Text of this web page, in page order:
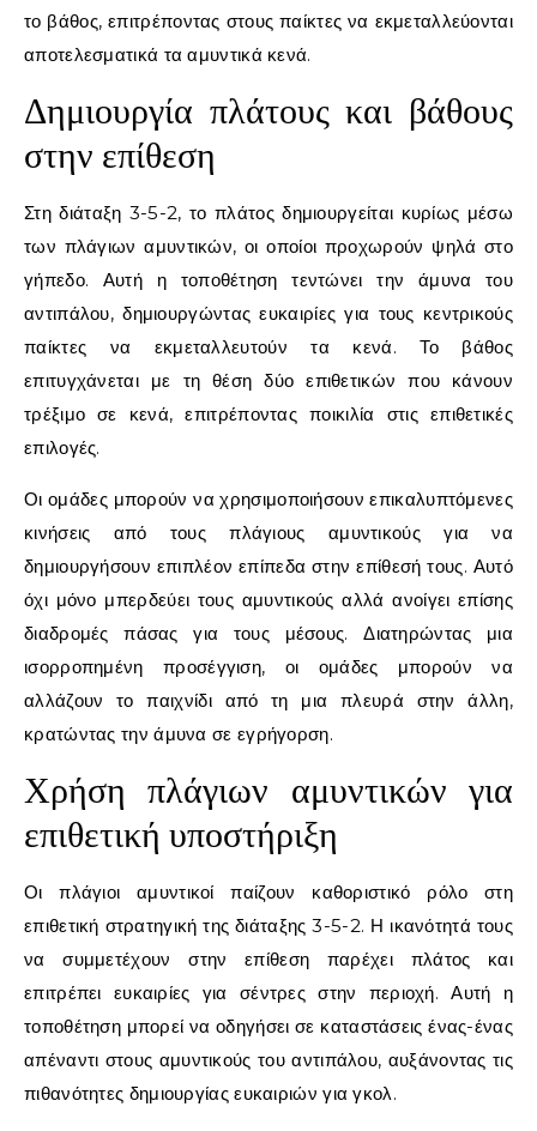
το βάθος, επιτρέποντας στους παίκτες να εκμεταλλεύονται
αποτελεσματικά τα αμυντικά κενά.
Δημιουργία πλάτους και βάθους
στην επίθεση
Στη διάταξη 3-5-2, το πλάτος δημιουργείται κυρίως μέσω
των πλάγιων αμυντικών, οι οποίοι προχωρούν ψηλά στο
γήπεδο. Αυτή η τοποθέτηση τεντώνει την άμυνα του
αντιπάλου, δημιουργώντας ευκαιρίες για τους κεντρικούς
παίκτες να εκμεταλλευτούν τα κενά. Το βάθος
επιτυγχάνεται με τη θέση δύο επιθετικών που κάνουν
τρέξιμο σε κενά, επιτρέποντας ποικιλία στις επιθετικές
επιλογές.
Οι ομάδες μπορούν να χρησιμοποιήσουν επικαλυπτόμενες
κινήσεις από τους πλάγιους αμυντικούς για να
δημιουργήσουν επιπλέον επίπεδα στην επίθεσή τους. Αυτό
όχι μόνο μπερδεύει τους αμυντικούς αλλά ανοίγει επίσης
διαδρομές πάσας για τους μέσους. Διατηρώντας μια
ισορροπημένη προσέγγιση, οι ομάδες μπορούν να
αλλάζουν το παιχνίδι από τη μια πλευρά στην άλλη,
κρατώντας την άμυνα σε εγρήγορση.
Χρήση πλάγιων αμυντικών για
επιθετική υποστήριξη
Οι πλάγιοι αμυντικοί παίζουν καθοριστικό ρόλο στη
επιθετική στρατηγική της διάταξης 3-5-2. Η ικανότητά τους
να συμμετέχουν στην επίθεση παρέχει πλάτος και
επιτρέπει ευκαιρίες για σέντρες στην περιοχή. Αυτή η
τοποθέτηση μπορεί να οδηγήσει σε καταστάσεις ένας-ένας
απέναντι στους αμυντικούς του αντιπάλου, αυξάνοντας τις
πιθανότητες δημιουργίας ευκαιριών για γκολ.